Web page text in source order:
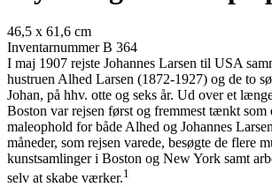
46,5 x 61,6 cm
Inventarnummer B 364
I maj 1907 rejste Johannes Larsen til USA
hustruen Alhed Larsen (1872-1927) og de to
Johan, på hhv. otte og seks år. Ud over et
Boston var rejsen først og fremmest tænkt som
maleophold for både Alhed og Johannes
måneder, som rejsen varede, besøgte de flere
kunstsamlinger i Boston og New York samt
selv at skabe værker.1